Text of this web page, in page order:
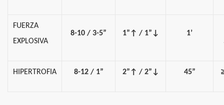
FUERZA
EXPLOSIVA
8-10 / 3-5” 1”↑ / 1”↓
1’
HIPERTROFIA 8-12 / 1” 2”↑ / 2”↓ 45”